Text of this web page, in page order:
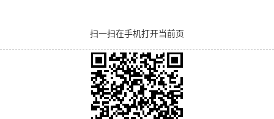
扫一扫在手机打开当前页